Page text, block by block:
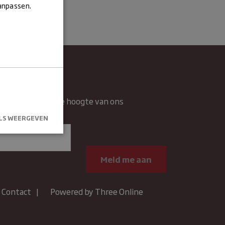
en blijft op de hoogte van ons
Contact Powered by Three Online
WEERGEVEN
Omschrijving